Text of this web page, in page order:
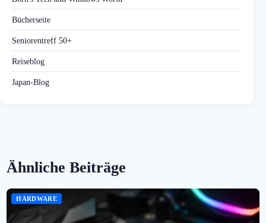
Bücherseite
Seniorentreff 50+
Reiseblog
Japan-Blog
Ähnliche Beiträge
HARDWARE